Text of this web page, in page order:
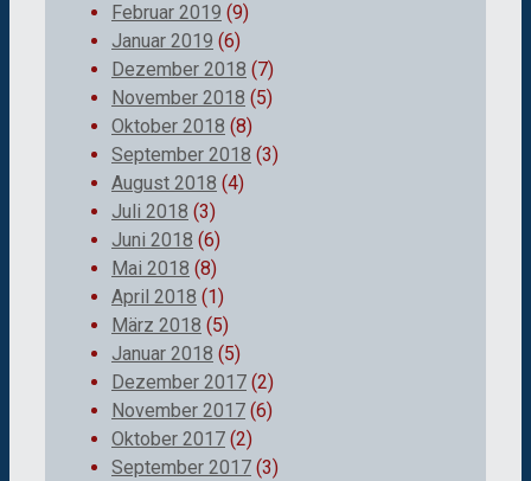
Februar 2019 (9)
Januar 2019 (6)
Dezember 2018 (7)
November 2018 (5)
Oktober 2018 (8)
September 2018 (3)
August 2018 (4)
Juli 2018 (3)
Juni 2018 (6)
Mai 2018 (8)
April 2018 (1)
März 2018 (5)
Januar 2018 (5)
Dezember 2017 (2)
November 2017 (6)
Oktober 2017 (2)
September 2017 (3)